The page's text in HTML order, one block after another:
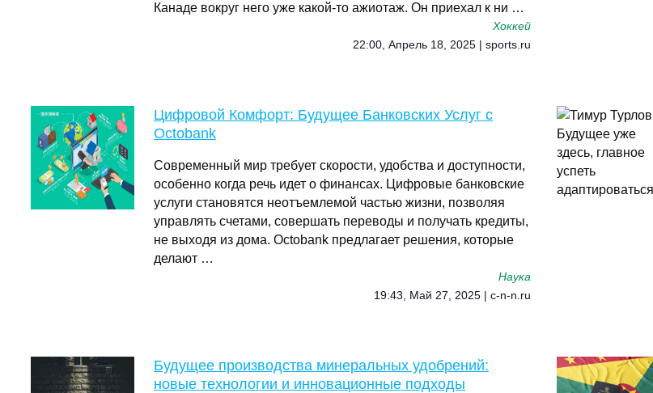
Канаде вокруг него уже какой-то ажиотаж. Он приехал к ни …
Хоккей
22:00, Апрель 18, 2025 | sports.ru
Цифровой Комфорт: Будущее Банковских Услуг с
Octobank
Современный мир требует скорости, удобства и доступности,
особенно когда речь идет о финансах. Цифровые банковские
услуги становятся неотъемлемой частью жизни, позволяя
управлять счетами, совершать переводы и получать кредиты,
не выходя из дома. Octobank предлагает решения, которые
делают …
Наука
19:43, Май 27, 2025 | c-n-n.ru
Будущее производства минеральных удобрений:
новые технологии и инновационные подходы